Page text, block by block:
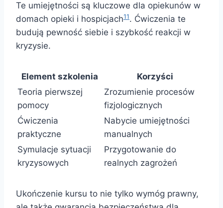
Te umiejętności są kluczowe dla opiekunów w
domach opieki i hospicjach11. Ćwiczenia te
budują pewność siebie i szybkość reakcji w
kryzysie.
Element szkolenia
Korzyści
Teoria pierwszej
pomocy
Zrozumienie procesów
fizjologicznych
Ćwiczenia
praktyczne
Nabycie umiejętności
manualnych
Symulacje sytuacji
kryzysowych
Przygotowanie do
realnych zagrożeń
Ukończenie kursu to nie tylko wymóg prawny,